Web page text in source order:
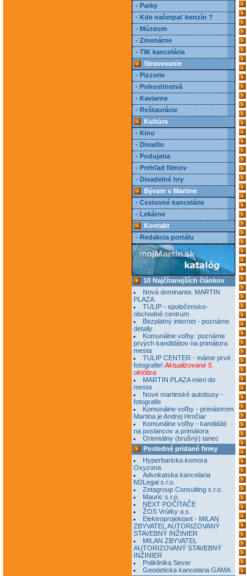
- Parky
- Kde načerpať benzín ?
- Múzeum
- Zmenárne
- TIK kancelária
Stravovanie
- Pizzerie
- Pohostinstvá
- Kaviarne
- Reštaurácie
Kultúra
- Kino
- Divadlo
- Podujatia
- Prehľad filmov
- Divadelné hry
Bývam v Martine
- Cestovné kancelárie
- Lekárne
Kontakt
- Redakcia portálu
10 Najčítanejších článkov
Nová dominanta: MARTIN
PLAZA
TULIP - spoločensko-
obchodné centrum
Bezplatný internet - poznáme
detaily
Komunálne voľby: poznáme
prvých kandidátov na primátora
mesta
TULIP CENTER - máme prvé
fotografie! Aktualizované 5.
októbra
MARTIN PLAZA mieri do
mesta
Nové martinské autobusy -
fotografie
Komunálne voľby - primátorom
Martina je Andrej Hrnčiar
Komunálne voľby - kandidáti
na poslancov a primátora
Orientálny (brušný) tanec
Posledné pridané firmy
Hyperbaricka komora
Oxyzona
Advokatska kancelaria
M2Legal s.r.o.
Zetagroup Consulting s.r.o.
Mauric s.r.o.
NEXT POČÍTAČE
ŽOS Vrútky a.s.
Elektroprojektant - MILAN
ZBYVATEL AUTORIZOVANÝ
STAVEBNÝ INŽINIER
MILAN ZBYVATEL
AUTORIZOVANÝ STAVEBNÝ
INŽINIER
Poliklinika Sever
Geodeticka kancelaria GAMA